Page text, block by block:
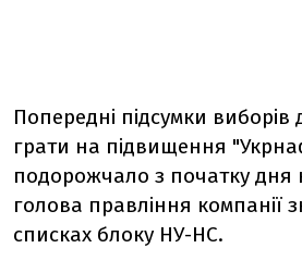
Попередні підсумки
грати на підвищення
подорожчало з початку дня
голова правління компанії
списках блоку НУ-НС.